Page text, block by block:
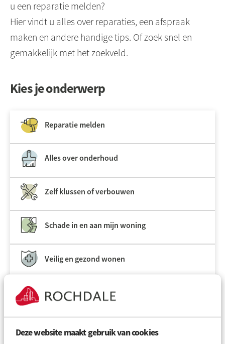
Deze website maakt gebruik van cookies
u een reparatie melden?
Hier vindt u alles over reparaties, een afspraak
maken en andere handige tips. Of zoek snel en
gemakkelijk met het zoekveld.
Kies je onderwerp
Reparatie melden
Alles over onderhoud
Zelf klussen of verbouwen
Schade in en aan mijn woning
Veilig en gezond wonen
Sleutels